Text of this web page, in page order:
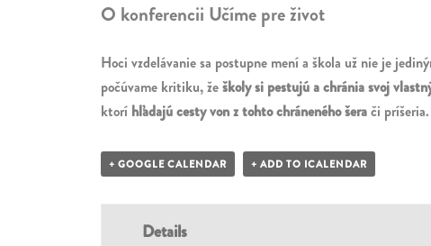
O konferencii Učíme pre život
Hoci vzdelávanie sa postupne mení a škola už nie je
počúvame kritiku, žeškoly si pestujú a chránia svoj
ktorí hľadajú cesty von z tohto chráneného šerači príšeria.
+ GOOGLE CALENDAR + ADD TO ICALENDAR
Details